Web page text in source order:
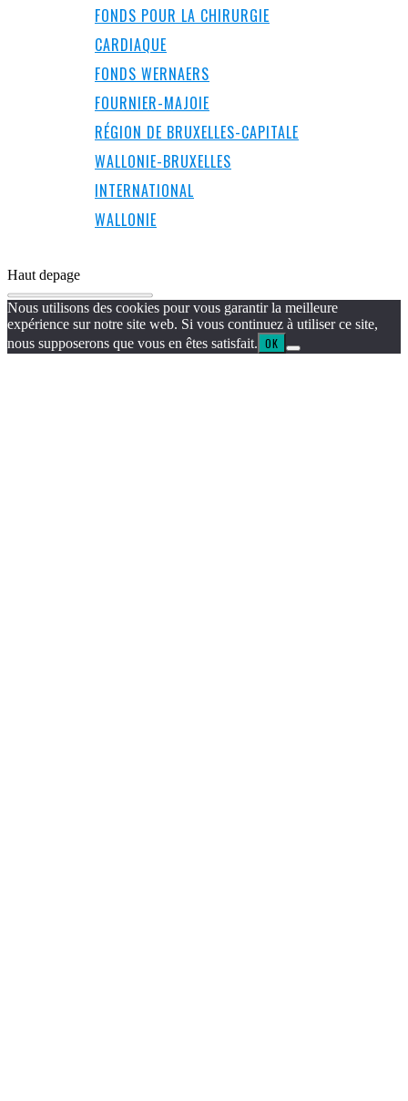
FONDS POUR LA CHIRURGIE
CARDIAQUE
FONDS WERNAERS
FOURNIER-MAJOIE
RÉGION DE BRUXELLES-CAPITALE
WALLONIE-BRUXELLES
INTERNATIONAL
WALLONIE
Haut depage
Nous utilisons des cookies pour vous garantir la meilleure
expérience sur notre site web. Si vous continuez à utiliser ce site,
nous supposerons que vous en êtes satisfait. OK